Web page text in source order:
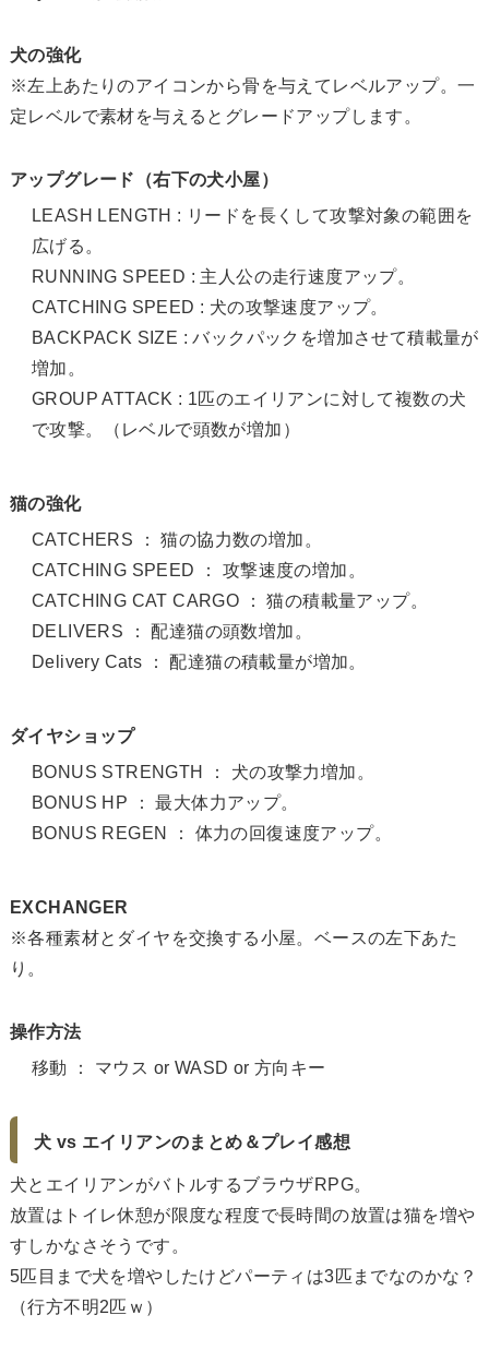
犬の強化
※左上あたりのアイコンから骨を与えてレベルアップ。一
定レベルで素材を与えるとグレードアップします。
アップグレード（右下の犬小屋）
LEASH LENGTH : リードを長くして攻撃対象の範囲を
広げる。
RUNNING SPEED : 主人公の走行速度アップ。
CATCHING SPEED : 犬の攻撃速度アップ。
BACKPACK SIZE : バックパックを増加させて積載量が
増加。
GROUP ATTACK : 1匹のエイリアンに対して複数の犬
で攻撃。（レベルで頭数が増加）
猫の強化
CATCHERS ： 猫の協力数の増加。
CATCHING SPEED ： 攻撃速度の増加。
CATCHING CAT CARGO ： 猫の積載量アップ。
DELIVERS ： 配達猫の頭数増加。
Delivery Cats ： 配達猫の積載量が増加。
ダイヤショップ
BONUS STRENGTH ： 犬の攻撃力増加。
BONUS HP ： 最大体力アップ。
BONUS REGEN ： 体力の回復速度アップ。
EXCHANGER
※各種素材とダイヤを交換する小屋。ベースの左下あた
り。
操作方法
移動 ： マウス or WASD or 方向キー
犬 vs エイリアンのまとめ＆プレイ感想
犬とエイリアンがバトルするブラウザRPG。
放置はトイレ休憩が限度な程度で長時間の放置は猫を増や
すしかなさそうです。
5匹目まで犬を増やしたけどパーティは3匹までなのかな？
（行方不明2匹ｗ）